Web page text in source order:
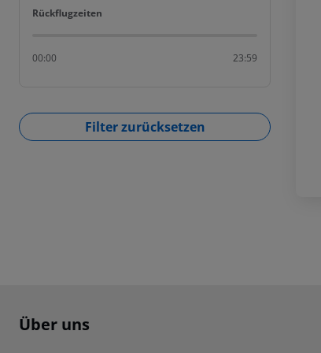
Rückflugzeiten
Rückflugzeiten
00:00 23:59
Filter zurücksetzen
Footer navigation
Über uns